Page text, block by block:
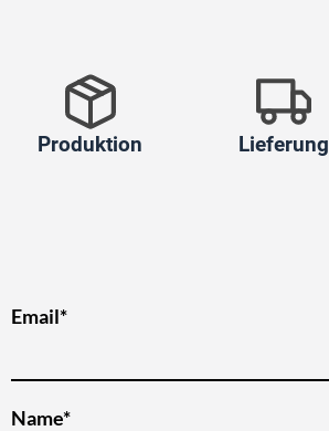
Produktion Lieferung
Email*
Name*